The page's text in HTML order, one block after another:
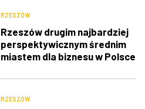
RZESZÓW
Rzeszów drugim najbardziej
perspektywicznym średnim
miastem dla biznesu w Polsce
RZESZÓW